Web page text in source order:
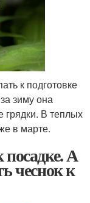
к подготовке
зиму она
грядки. В теплых
в марте.
посадке. А
чеснок к